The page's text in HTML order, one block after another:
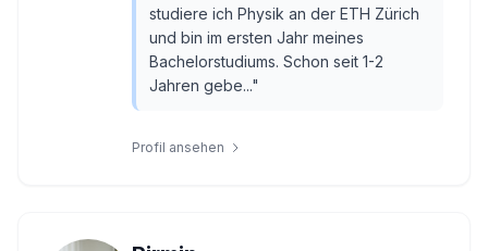
studiere ich Physik an der ETH Zürich
und bin im ersten Jahr meines
Bachelorstudiums. Schon seit 1-2
Jahren gebe..."
Profil ansehen